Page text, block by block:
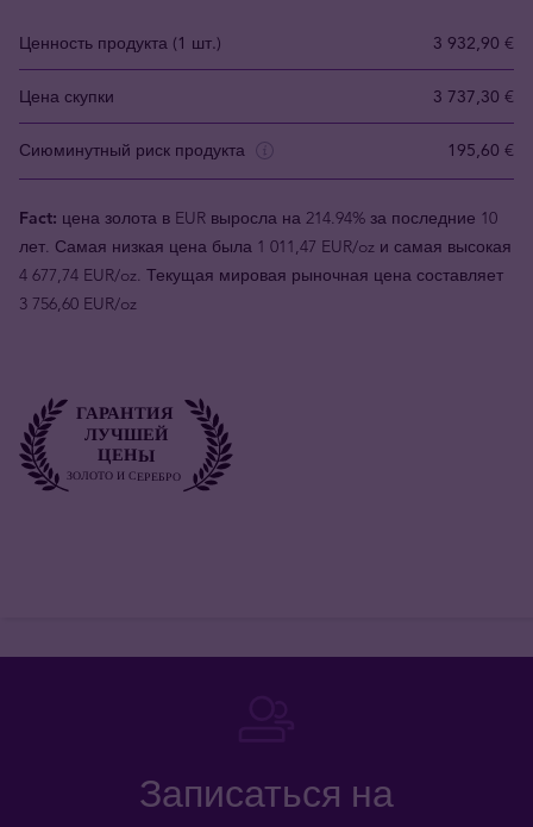
Ценность продукта (1 шт.) 3 932,90 €
Цена скупки 3 737,30 €
Сиюминутный риск продукта 195,60 €
Fact: цена золота в EUR выросла на 214.94% за последние 10
лет. Самая низкая цена была 1 011,47 EUR/oz и самая высокая
4 677,74 EUR/oz. Текущая мировая рыночная цена составляет
3 756,60 EUR/oz
Записаться на